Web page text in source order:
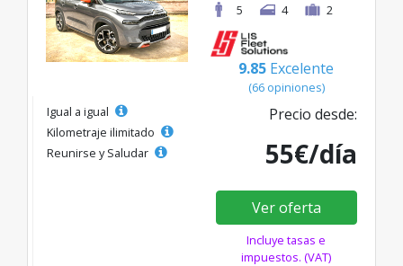
5
4 2
9.85 Excelente
(66 opiniones)
Igual a igual
Kilometraje ilimitado
Reunirse y Saludar
Precio desde:
55€/día
Ver oferta
Incluye tasas e
impuestos. (VAT)